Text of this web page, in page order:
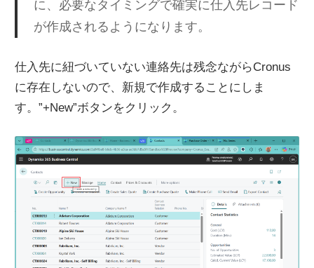
に、必要なタイミングで確実に仕入先レコード
が作成されるようになります。
仕入先に紐づいていない連絡先は残念ながらCronus
に存在しないので、新規で作成することにしま
す。”+New”ボタンをクリック。